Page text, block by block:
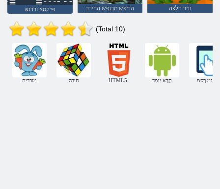
פייקסא ורדנא הריפש תבנפש החירב וניד הלצה
(Total 10)
מורבית חידה HTML5 םָדָא יּומְד עגמ ךסמ